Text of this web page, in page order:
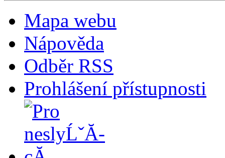
Mapa webu
Nápověda
Odběr RSS
Prohlášení přístupnosti